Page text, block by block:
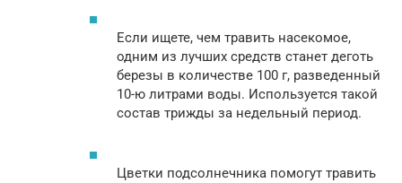
Если ищете, чем травить насекомое,
одним из лучших средств станет деготь
березы в количестве 100 г, разведенный
10-ю литрами воды. Используется такой
состав трижды за недельный период.
Цветки подсолнечника помогут травить